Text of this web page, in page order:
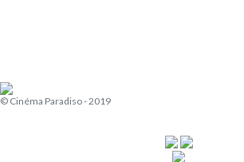
© Cinéma Paradiso - 2019